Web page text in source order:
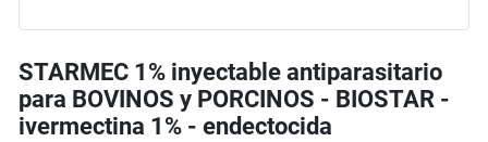
STARMEC 1% inyectable antiparasitario
para BOVINOS y PORCINOS - BIOSTAR -
ivermectina 1% - endectocida